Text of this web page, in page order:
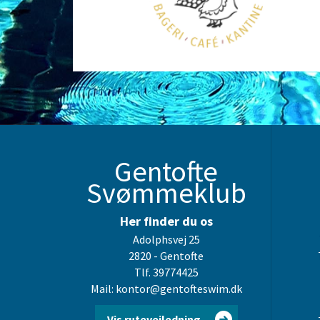
Gentofte
Svømmeklub
Her finder du os
Adolphsvej 25
2820 - Gentofte
Tlf. 39774425
Mail: kontor@gentofteswim.dk